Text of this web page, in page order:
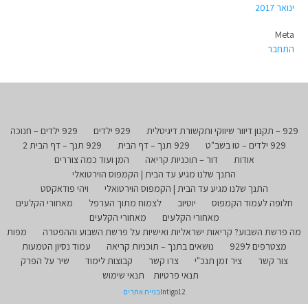
ינואר 2017
Meta
התחבר
929 – תקנון דיוור שיווקי ותקשורת דיגיטלית 929 ילדים
929 ילדים – חנוכה
929 ילדים – טו בשב"ט
929 תנך – דף הבית
929 תנך – דף הבית 2
אודות
דור – תוכניות קריאה
המן ועוד כמה צוררים
התנך שלנו מגיע עד הבית | הקמפוס הוירטואלי
התנך שלנו מגיע עד הבית | הקמפוס הוירטואלי
ויהי פודאקסט
חלופה לעמוד הקמפוס
יוטיוב לצמוח מתוך הערפל
מאחורי הקלעים
מאחורי הקלעים
מאחורי הקלעים
מה פרשת השבוע? קריאות ישראליות ואישיות על פרשת השבוע וההפטרה
מפות
מצטרפים ל929
נושאים בתנך – תוכניות קריאה
עמוד נסיון הטמעות
צור קשר
ציר זמן תנכ"י צרו קשר קבוצות לימוד
שיר על הפרק
תנאי פרטיות
תנאי שימוש
Intigo12בניית אתרים